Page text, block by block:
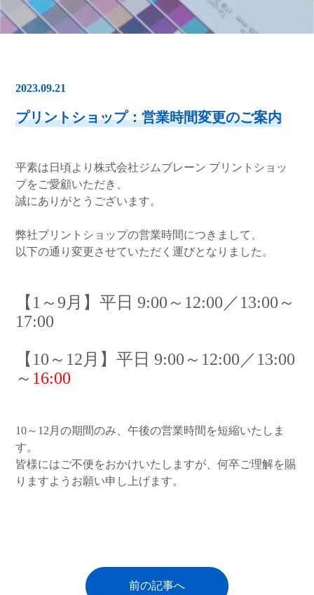
2023.09.21
プリントショップ：営業時間変更のご案内
平素は日頃より株式会社ジムブレーン プリントショッ
プをご愛顧いただき、
誠にありがとうございます。
弊社プリントショップの営業時間につきまして、
以下の通り変更させていただく運びとなりました。
【1～9月】平日 9:00～12:00／13:00～
17:00
【10～12月】平日 9:00～12:00／13:00
～ 16:00
10～12月の期間のみ、午後の営業時間を短縮いたしま
す。
皆様にはご不便をおかけいたしますが、何卒ご理解を賜
りますようお願い申し上げます。
前の記事へ